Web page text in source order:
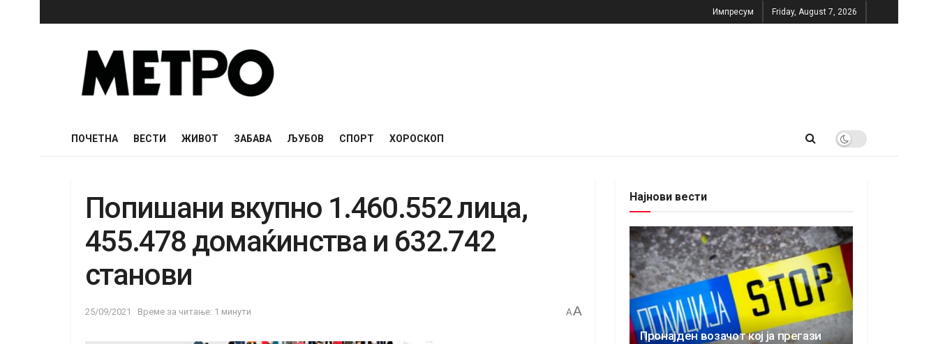
Импресум Friday, August 7, 2026
ПОЧЕТНА ВЕСТИ ЖИВОТ ЗАБАВА ЉУБОВ СПОРТ ХОРОСКОП
Попишани вкупно 1.460.552 лица,
455.478 домаќинства и 632.742
станови
25/09/2021 Време за читање: 1 минути AA
Најнови вести
Пронајден возачот кој ја прегази